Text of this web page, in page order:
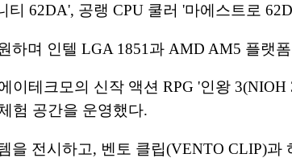
62DA', 공랭 CPU 쿨러 '마에스트로
하며 인텔 LGA 1851과 AMD AM5 플랫
테크모의 신작 액션 RPG '인왕
험 공간을 운영했다.
전시하고, 벤토 클립(VENTO CLIP)과